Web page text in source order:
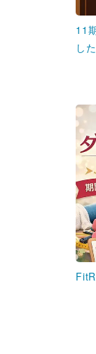
11
した